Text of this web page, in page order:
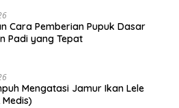
Cara Pemberian Pupuk Dasar
Padi yang Tepat
Mengatasi Jamur Ikan Lele